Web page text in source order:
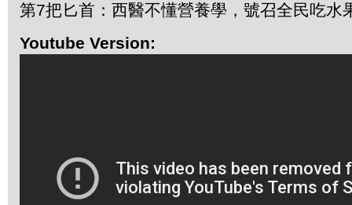
第7把匕首：西醫不懂營養學，號召全民吃水
Youtube Version: